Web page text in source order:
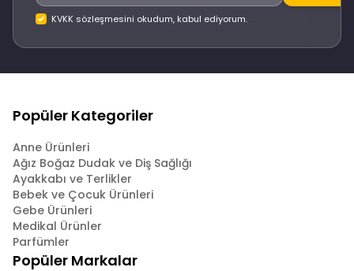
KVKK sözleşmesini okudum, kabul ediyorum.
Popüler Kategoriler
Anne Ürünleri
Ağız Boğaz Dudak ve Diş Sağlığı
Ayakkabı ve Terlikler
Bebek ve Çocuk Ürünleri
Gebe Ürünleri
Medikal Ürünler
Parfümler
Popüler Markalar